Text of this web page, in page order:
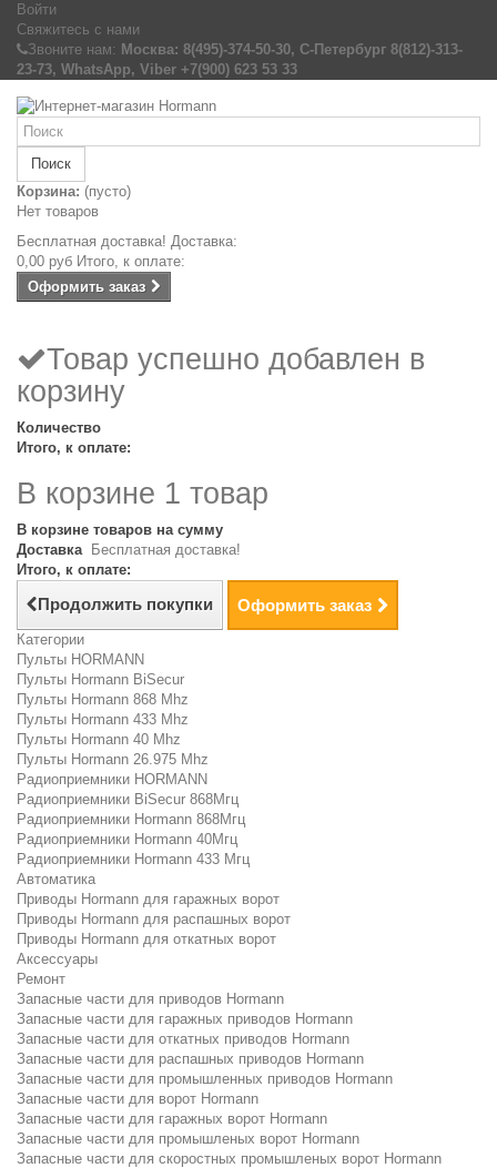
Войти
Свяжитесь с нами
Звоните нам: Москва: 8(495)-374-50-30, С-Петербург 8(812)-313-
23-73, WhatsApp, Viber +7(900) 623 53 33
Поиск
Корзина: (пусто)
Нет товаров
Бесплатная доставка! Доставка:
0,00 руб Итого, к оплате:
Оформить заказ
Товар успешно добавлен в
корзину
Количество
Итого, к оплате:
В корзине 1 товар
В корзине товаров на сумму
Доставка Бесплатная доставка!
Итого, к оплате:
Продолжить покупки Оформить заказ
Категории
Пульты HORMANN
Пульты Hormann BiSecur
Пульты Hormann 868 Mhz
Пульты Hormann 433 Mhz
Пульты Hormann 40 Mhz
Пульты Hormann 26.975 Mhz
Радиоприемники HORMANN
Радиоприемники BiSecur 868Мгц
Радиоприемники Hormann 868Мгц
Радиоприемники Hormann 40Мгц
Радиоприемники Hormann 433 Мгц
Автоматика
Приводы Hormann для гаражных ворот
Приводы Hormann для распашных ворот
Приводы Hormann для откатных ворот
Аксессуары
Ремонт
Запасные части для приводов Hormann
Запасные части для гаражных приводов Hormann
Запасные части для откатных приводов Hormann
Запасные части для распашных приводов Hormann
Запасные части для промышленных приводов Hormann
Запасные части для ворот Hormann
Запасные части для гаражных ворот Hormann
Запасные части для промышленых ворот Hormann
Запасные части для скоростных промышленых ворот Hormann